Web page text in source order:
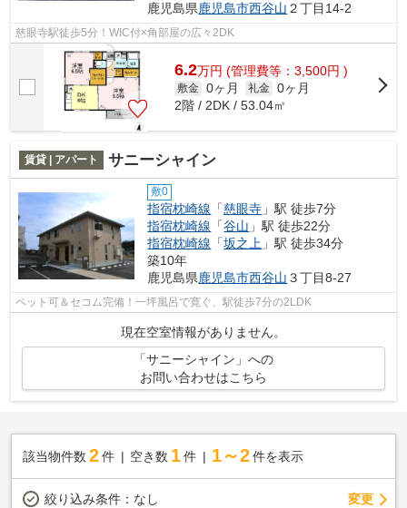
鹿児島県鹿児島市西谷山 ２丁目14-2
慈眼寺駅徒歩5分！WIC付×角部屋の広々2DK
6.2万円 (管理費等：3,500円 )
敷金 0ヶ月 礼金 0ヶ月
2階 / 2DK / 53.04㎡
賃貸 | アパート サニーシャイン
敷0
指宿枕崎線 「慈眼寺 」駅 徒歩7分
指宿枕崎線 「谷山 」駅 徒歩22分
指宿枕崎線 「坂之上 」駅 徒歩34分
築10年
鹿児島県鹿児島市西谷山 ３丁目8-27
ペット可＆セコム完備！一坪風呂で寛ぐ、駅徒歩7分の2LDK
現在空室情報がありません。
「サニーシャイン」への
お問い合わせはこちら
該当物件数 2件 空き数 1 件 1～2 件を表示
絞り込み条件： なし 変更